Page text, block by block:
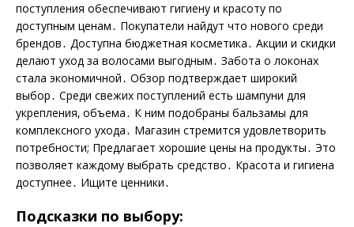
поступления обеспечивают гигиену и красоту по
доступным ценам․ Покупатели найдут что нового среди
брендов․ Доступна бюджетная косметика․ Акции и скидки
делают уход за волосами выгодным․ Забота о локонах
стала экономичной․ Обзор подтверждает широкий
выбор․ Среди свежих поступлений есть шампуни для
укрепления‚ объема․ К ним подобраны бальзамы для
комплексного ухода․ Магазин стремится удовлетворить
потребности; Предлагает хорошие цены на продукты․ Это
позволяет каждому выбрать средство․ Красота и гигиена
доступнее․ Ищите ценники․
Подсказки по выбору: